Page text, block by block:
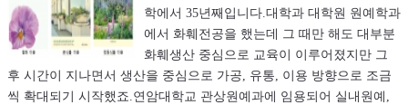
학에서 35년째입니다.대학과 대학원 원예학과
에서 화훼전공을 했는데 그 때만 해도 대부분
화훼생산 중심으로 교육이 이루어졌지만 그
후 시간이 지나면서 생산을 중심으로 가공, 유통, 이용 방향으로 조금
씩 확대되기 시작했죠.연암대학교 관상원예과에 임용되어 실내원예,